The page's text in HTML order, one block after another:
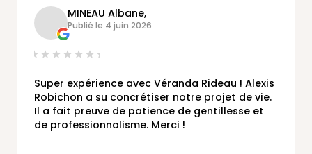
poseurs…) qui sont intervenus dans ce projet.
Véranda de très belle qualité et finition
parfaite 🥰
MINEAU Albane,
Publié le 4 juin 2026
Super expérience avec Véranda Rideau ! Alexis
Robichon a su concrétiser notre projet de vie.
Il a fait preuve de patience de gentillesse et
de professionnalisme. Merci !